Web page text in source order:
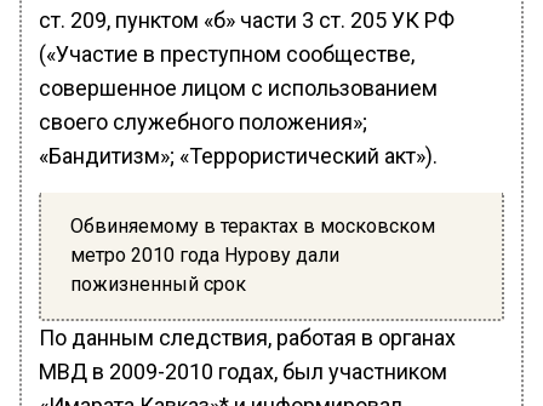
ст. 209, пунктом «б» части 3 ст. 205 УК РФ
(«Участие в преступном сообществе,
совершенное лицом с использованием
своего служебного положения»;
«Бандитизм»; «Террористический акт»).
Обвиняемому в терактах в московском
метро 2010 года Нурову дали
пожизненный срок
По данным следствия, работая в органах
МВД в 2009-2010 годах, был участником